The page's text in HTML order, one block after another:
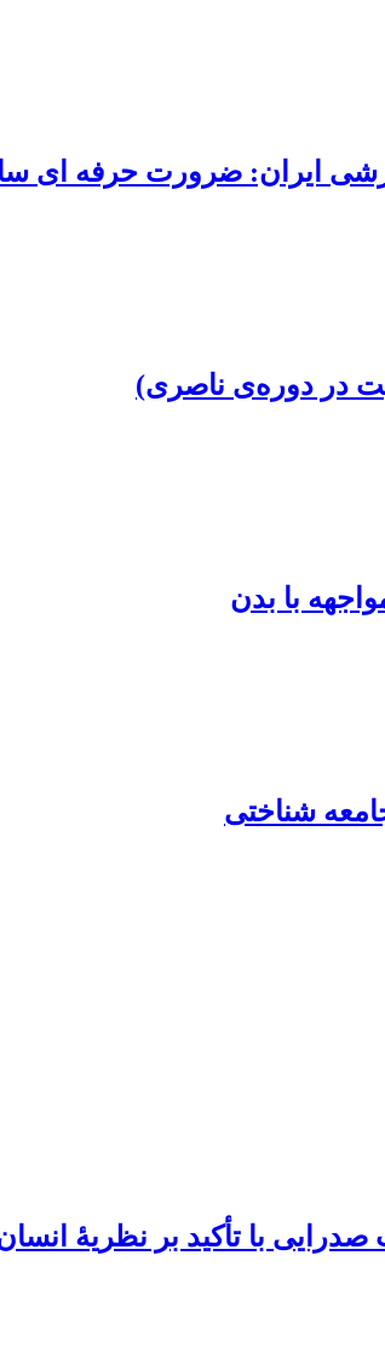
ایران: ضرورت حرفه ای
در دوره‌ی ناصری)
با بدن
شناختی
با تأکید بر نظریۀ